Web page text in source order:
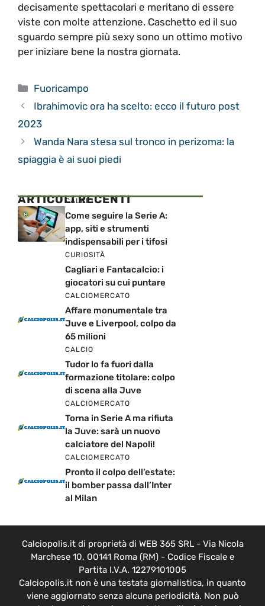
decisamente spettacolari e meritano di essere
viste con molte attenzione. Caschetto ed il suo
sguardo sempre più sexy sono un ottimo motivo
per iniziare bene la nostra giornata.
Categorie
Fuoricampo
Ibrahimovic ora ha scelto: ecco il futuro post
2023
Wanda Nara stesa sul tronco in perizoma: la
spiaggia è ai suoi piedi
ARTICOLI RECENTI
CALCIO
Come seguire la Serie A:
app, siti e strumenti
indispensabili per i tifosi
CURIOSITÀ
Cagliari e Fantacalcio: i
giocatori su cui puntare
CALCIOMERCATO
Affare monumentale tra
Juve e Liverpool, colpo da
65 milioni
CALCIO
Tudor lo fa fuori dalla
formazione titolare: colpo
di scena alla Juve
CALCIOMERCATO
Torna in Serie A ma rifiuta
la Juve: sarà un nuovo
calciatore del Napoli!
CALCIOMERCATO
Pronto il colpo dell’estate:
il bomber passa dall’Inter
al Milan
Calciopolis.it di proprietà di WEB 365 SRL - Via Nicola
Marchese 10, 00141 Roma (RM) - Codice Fiscale e
Partita I.V.A. 12279101005
Calciopolis.it non è una testata giornalistica, in quanto
viene aggiornato senza alcuna periodicità. Non può